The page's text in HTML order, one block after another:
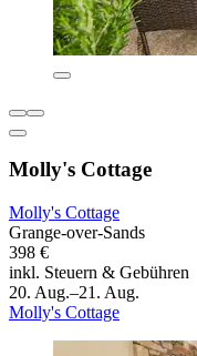
Molly's Cottage
Molly's Cottage
Grange-over-Sands
398 €
inkl. Steuern & Gebühren
20. Aug.–21. Aug.
Molly's Cottage